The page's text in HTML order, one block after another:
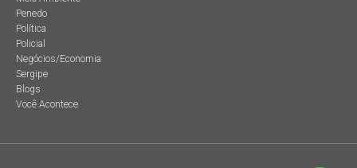
Penedo
Política
Policial
Negócios/Economia
Sergipe
Blogs
Você Acontece